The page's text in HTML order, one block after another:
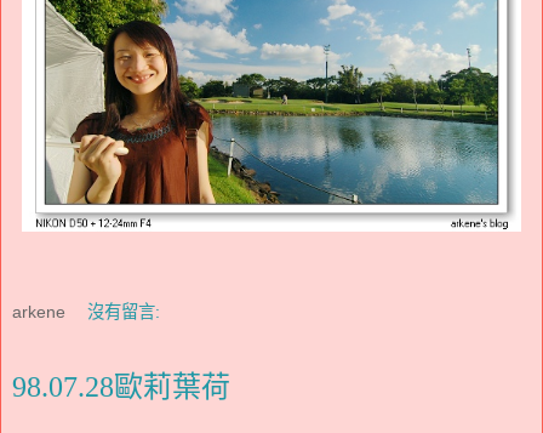
arkene 沒有留言:
98.07.28歐莉葉荷